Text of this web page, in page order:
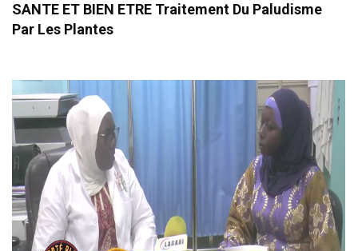
SANTE ET BIEN ETRE Traitement Du Paludisme
Par Les Plantes